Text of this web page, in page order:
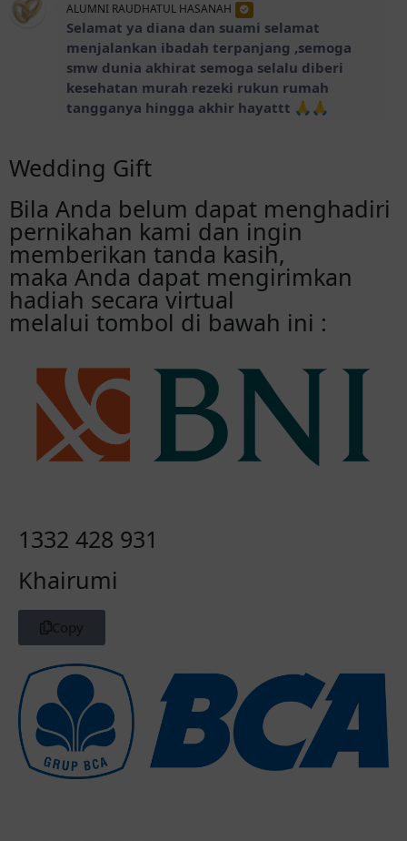
ALUMNI RAUDHATUL HASANAH
Selamat ya diana dan suami selamat
menjalankan ibadah terpanjang ,semoga
smw dunia akhirat semoga selalu diberi
kesehatan murah rezeki rukun rumah
tangganya hingga akhir hayattt 🙏🙏
Egi
Semoga lancar ya sampai hari H nya,smga
menjadi keluarga sakina,mawadah
,warahma,dunia dan akhirat,aamiin
Ade
Barakallah,,, Lancar trus sampe hari ha
teman sejak mondok aku,,,jaga kesehatan
yahhh bahagia dunia akhirat aamiin🤲
AYU
Selamat buat Dian . Semoga lancar luncur
sampe hari H. Tiada halangan suatu apapun.
Samawa ya Aamiin🤩
istri...Finaly bro awk, semoga menjadi
Yusanna
Selamat Menjalankan Hidup Baru semoga
Samawa
Siimut
Happy ever ending dianhot Finally ya bisa
preventif halal wkwk Semoga segala
kekurangan ditutupi dengan saling
melengkapi, jadi contoh dan slluuu rendahh
Wedding Gift
Bila Anda belum dapat menghadiri
pernikahan kami dan ingin
memberikan tanda kasih,
maka Anda dapat mengirimkan
hadiah secara virtual
melalui tombol di bawah ini :
1332 428 931
Khairumi
Copy